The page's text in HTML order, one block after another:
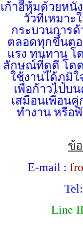
เก้าอีี้หุ้มด้วยหนั
วัวที่เหมาะ
กระบวนการด้
ตลอดทุกขึ้นต
แรง ทนทาน โ
ลักษณ์ที่ดูดี โด
ใช้งานได้ภูมิใ
เพื่อก้าวไปบน
เสมือนเพื่อน
ทำงาน หรือ
ข้
E-mail :
Tel:
Line